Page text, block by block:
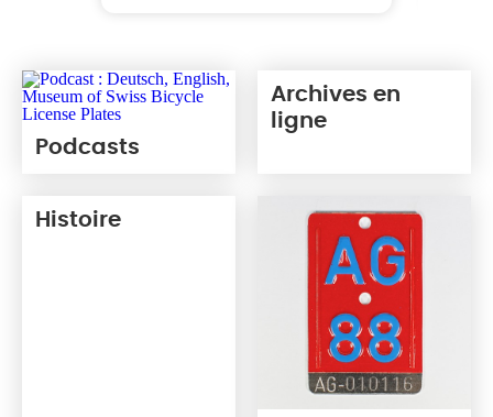
CHF 350.00.
CHF 315.00.
Podcasts
Archives en
ligne
Histoire